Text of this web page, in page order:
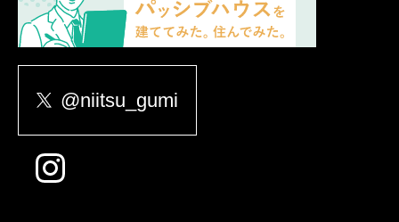
@niitsu_gumi